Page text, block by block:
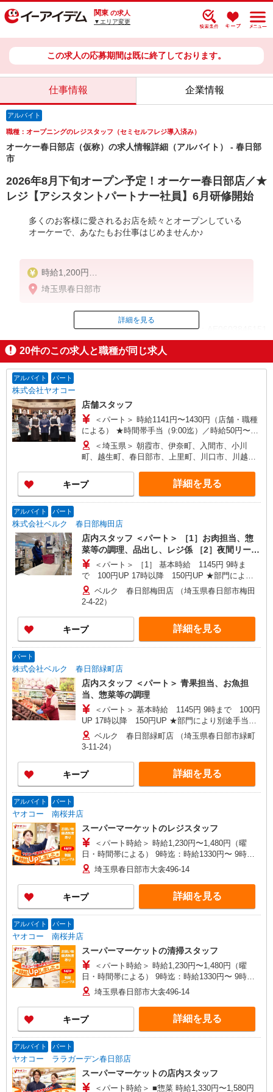
関東 の求人
▼エリア変更
この求人の応募期間は既に終了しております。
仕事情報 企業情報
アルバイト
職種：オープニングのレジスタッフ（セミセルフレジ導入済み）
オーケー春日部店（仮称）の求人情報詳細（アルバイト） - 春日部
市
2026年8月下旬オープン予定！オーケー春日部店／★
レジ【アシスタントパートナー社員】6月研修開始
多くのお客様に愛されるお店を続々とオープンしている
オーケーで、あなたもお仕事はじめませんか♪
時給1,200円
※日曜出勤時給＋100円
埼玉県春日部市
ID：AE0603846151
掲載期間終了
詳細を見る
20件のこの求人と職種が同じ求人
アルバイト パート
株式会社ヤオコー
店舗スタッフ
＜パート＞ 時給1141円〜1430円（店舗・職種
による） ★時間帯手当（9:00迄）／時給50円〜
200円UP（店舗による）
（16:00以降）／時給50円〜250円UP（店舗・時間
帯による） ★土・日・祝日手当／時給100円〜250
円UP ★鮮魚・惣菜・寿司手当／時給100円
UP（店舗による） ＜アルバイト＞ 時給1063円〜
1330円（店舗による） ★時間帯手当（9:00迄・
★土・日・祝日手当／時給100円〜150円UP（店舗
による）
＜埼玉県＞ 朝霞市、伊奈町、入間市、小川
町、越生町、春日部市、上里町、川口市、川越
鴻巣市、越谷市、さいたま市、坂戸市、幸手市、
狭山市、志木市、白岡市、草加市、秩父市、鶴ヶ
島市、所沢市、戸田市、滑川町、新座市、羽生
市、ふじみ野市、本庄市、三郷市、皆野町、三芳
町、毛呂山町、八潮市、寄居町、嵐山町、蕨市 ＜
群馬県＞ 館林市、安中市、太田市、桐生市、高崎
市、富岡市、中之条町、藤岡市、前橋市 ＜栃木県
＞ 足利市、佐野市、野木町 ＜茨城県＞ 古河市、
利根町、取手市、竜ヶ崎市 ＜千葉県＞ 市川市、市
原市、印西市、浦安市、柏市、佐倉市、白井市、
千葉市、富里市、流山市、成田市、野田市、船橋
市、調布市、昭島市、稲城市、青梅市、小平市、
立川市、八王子市、東大和市 ＜神奈川県＞ 小田原
市、相模原市、秦野市、平塚市、藤沢市
キープ 詳細を見る
アルバイト パート
株式会社ベルク 春日部梅田店
店内スタッフ ＜パート＞ ［1］お肉担当、惣
菜等の調理、品出し、レジ係 ［2］夜間リーダ
ー（店舗管理） ＜学生アルバイト＞ レジ係
＜パート＞ ［1］ 基本時給 1145円 9時ま
で 100円UP 17時以降 150円UP ★部門により
別途手当がつく場合あり ［2］ 9時〜17時 基本
時給1440円 17時〜22時 時給1590円（一律夜間
手当含む） ＜学生アルバイト＞ 17時まで 基本
時給1145円 17時以降 時給1195円（一律夜間手
当含む） ※22時以降は18歳以上（高校生不可）
※22時以降 基本時給より25％UP ★評価制度で
UP！ 上記時間帯は募集時間ではありません。募
集時間は勤務時間・曜日欄でご確認ください。
ベルク 春日部梅田店 （埼玉県春日部市梅田
2-4-22）
キープ 詳細を見る
パート
株式会社ベルク 春日部緑町店
店内スタッフ ＜パート＞ 青果担当、お魚担
当、惣菜等の調理
＜パート＞ 基本時給 1145円 9時まで 100円
UP 17時以降 150円UP ★部門により別途手当が
つく場合あり ※22時以降 基本時給より25％UP
★評価制度で時給UP！ ★パートは日・祝日は更
に時給100円UP！ 上記時間帯は募集時間ではあり
ません。募集時間は勤務時間・曜日欄でご確認く
ださい。
ベルク 春日部緑町店 （埼玉県春日部市緑町
3-11-24）
キープ 詳細を見る
アルバイト パート
ヤオコー 南桜井店
スーパーマーケットのレジスタッフ
＜パート時給＞ 時給1,230円〜1,480円（曜
日・時間帯による） 9時迄：時給1330円〜 9時以
降：時給1230円〜 16時以降：時給1380円〜 ★土
曜＋100円 ★日・祝＋100円 ※アルバイトさんの
時給や募集内容はお問い合わせください
埼玉県春日部市大衾496-14
キープ 詳細を見る
アルバイト パート
ヤオコー 南桜井店
スーパーマーケットの清掃スタッフ
＜パート時給＞ 時給1,230円〜1,480円（曜
日・時間帯による） 9時迄：時給1330円〜 9時以
降：時給1230円〜 16時以降：時給1380円〜 ★土
曜＋100円 ★日・祝＋100円 ※アルバイトさんの
時給や募集内容はお問い合わせください
埼玉県春日部市大衾496-14
キープ 詳細を見る
アルバイト パート
ヤオコー ララガーデン春日部店
スーパーマーケットの店内スタッフ
＜パート時給＞ ■惣菜 時給1,330円〜1,580円